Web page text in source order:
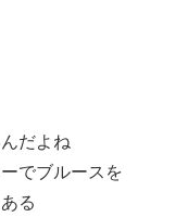
だよね
でブルースを
る